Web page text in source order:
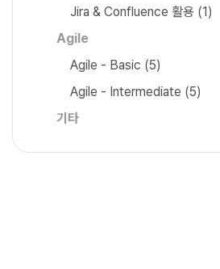
Jira & Confluence 활용 (1)
Agile
Agile - Basic (5)
Agile - Intermediate (5)
기타